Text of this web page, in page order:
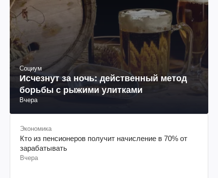
Социум
Исчезнут за ночь: действенный метод
борьбы с рыжими улитками
Вчера
Экономика
Кто из пенсионеров получит начисление в 70% от
зарабатывать
Вчера